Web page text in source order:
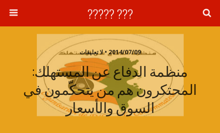
??? ?????
2014/07/09 • لا تعليقات
منظمة الدفاع عن المستهلك:
المحتكرون هم من يتحكّمون في
السوق والأسعار